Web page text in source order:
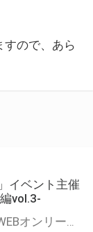
ので、あら
」イベント主催
vol.3-
こんにちは、とらのあなWEBオンリー運営スタッフです。 新たにお届けする、イベント主催者インタビュー-マルシェ編-は、 とらのあなWEBオンリー「マルシェ」をご利用した主催様に 「マルシェ」を使って開催した感想や心がけをお聞きする企画です。 今回は、WEBオンリー初開催「つるみかるぱれーど